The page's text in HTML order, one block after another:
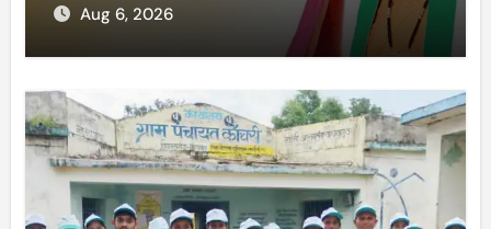
Aug 6, 2026